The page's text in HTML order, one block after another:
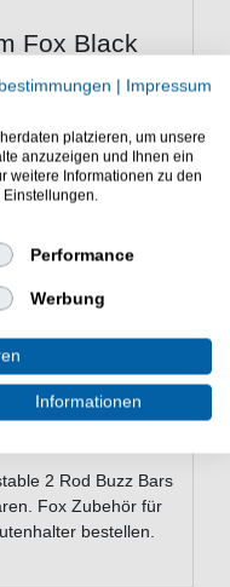
Fox Black
und 125mm
Carbon und
mit Loch, um
Slim Tightening
können
zu den Black Label
stabil
2 Rod Buzz Bars
Fox Zubehör für
bestellen.
| Impressum
platzieren, um unsere
anzuzeigen und Ihnen ein
weitere Informationen zu den
Einstellungen.
Performance
Werbung
Informationen